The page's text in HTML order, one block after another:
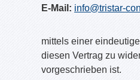
E-Mail: info@tristar-
mittels einer
diesen Vertrag zu
vorgeschrieben ist.